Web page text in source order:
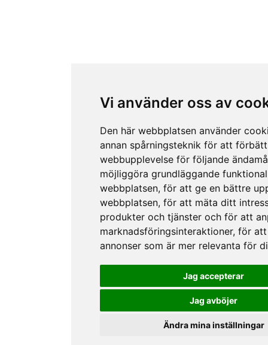
Vi använder oss av
Den här webbplatsen använder
annan spårningsteknik för att
webbupplevelse för följande
möjliggöra grundläggande
webbplatsen, för att ge en bättre
webbplatsen, för att mäta ditt
produkter och tjänster och för att
marknadsföringsinteraktioner, för att
annonser som är mer relevanta för
Jag accepterar
Jag avböjer
Ändra mina inställningar